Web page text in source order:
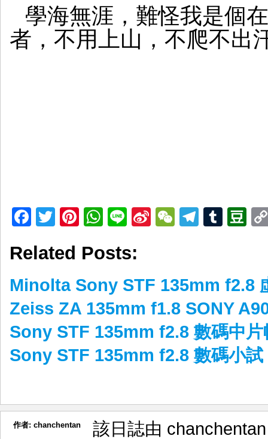
學海無涯，難怪我是個
者，不用上山，不爬不出
Facebook
TwitterPinterest
WhatsApp
LineSinaWeChat
Related Posts:
Minolta Sony STF 135mm f2.8
Zeiss ZA 135mm f1.8 SONY
Sony STF 135mm f2.8 數碼中片
Sony STF 135mm f2.8 數碼小試
作者: chanchentan
該日誌由